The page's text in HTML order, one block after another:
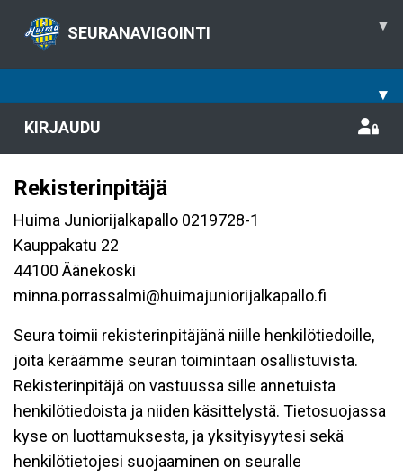
SEURANAVIGOINTI ▾
▾
KIRJAUDU
Rekisterinpitäjä
Huima Juniorijalkapallo 0219728-1
Kauppakatu 22
44100 Äänekoski
minna.porrassalmi@huimajuniorijalkapallo.fi
Seura toimii rekisterinpitäjänä niille henkilötiedoille,
joita keräämme seuran toimintaan osallistuvista.
Rekisterinpitäjä on vastuussa sille annetuista
henkilötiedoista ja niiden käsittelystä. Tietosuojassa
kyse on luottamuksesta, ja yksityisyytesi sekä
henkilötietojesi suojaaminen on seuralle